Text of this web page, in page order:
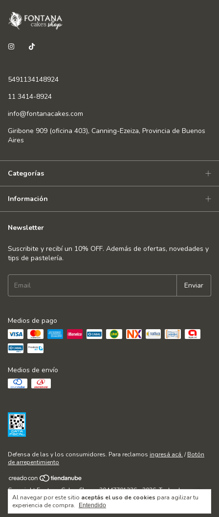
Al navegar por este sitio aceptás el uso de cookies para agilizar tu
experiencia de compra.
Entendido
5491134148924
11 3414-8924
info@fontanacakes.com
Giribone 909 (oficina 403), Canning-Ezeiza, Provincia de Buenos
Aires
Categorías
Información
Newsletter
Suscribite y recibí un 10% OFF. Además de ofertas, novedades y
tips de pastelería.
Medios de pago
Medios de envío
Defensa de las y los consumidores. Para reclamos ingresá acá. / Botón
de arrepentimiento
Copyright Fontana Cakes Shop - 20447701236 - 2026. Todos los
derechos reservados.